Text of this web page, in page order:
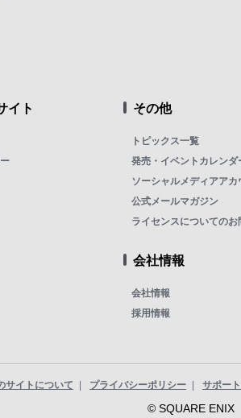
イト その他
トピックス一覧
発売・イベントカレンダ
ソーシャルメディアアカ
公式メールマガジン
ライセンスについてのお
会社情報
会社情報
採用情報
サイトについて プライバシーポリシー サポー
© SQUARE ENIX